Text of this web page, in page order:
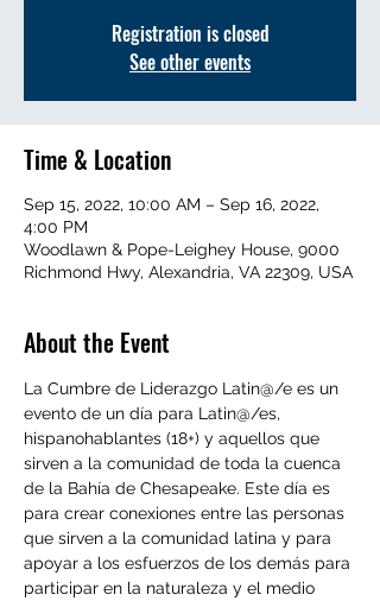
Registration is closed
See other events
Time & Location
Sep 15, 2022, 10:00 AM – Sep 16, 2022,
4:00 PM
Woodlawn & Pope-Leighey House, 9000
Richmond Hwy, Alexandria, VA 22309, USA
About the Event
La Cumbre de Liderazgo Latin@/e es un
evento de un día para Latin@/es,
hispanohablantes (18+) y aquellos que
sirven a la comunidad de toda la cuenca
de la Bahía de Chesapeake. Este día es
para crear conexiones entre las personas
que sirven a la comunidad latina y para
apoyar a los esfuerzos de los demás para
participar en la naturaleza y el medio